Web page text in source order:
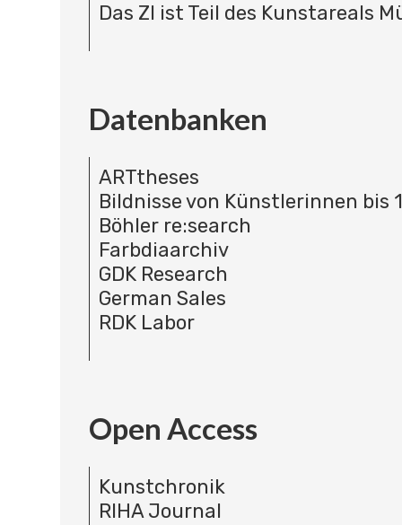
Das ZI ist Teil des Kunstareals
Datenbanken
ARTtheses
Bildnisse von Künstlerinnen bis
Böhler re:search
Farbdiaarchiv
GDK Research
German Sales
RDK Labor
Open Access
Kunstchronik
RIHA Journal